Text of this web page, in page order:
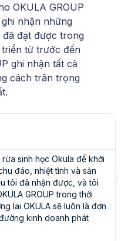
OKULA GROUP
nhận những
đã đạt được trong
từ trước đến
ghi nhận tất cả
cách trân trọng
sinh học Okula để khởi
đáo, nhiệt tình và sản
tôi đã nhận được, và tôi
GROUP trong thời
lai OKULA sẽ luôn là đơn
kinh doanh phát